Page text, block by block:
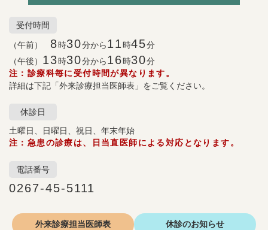
受付時間
（午前） 8時30分から11時45分
（午後） 13時30分から16時30分
注：診療科毎に受付時間が異なります。
詳細は下記「外来診療担当医師表」をご覧ください。
休診日
土曜日、日曜日、祝日、年末年始
注：急患の診療は、日当直医師による対応となります。
電話番号
0267-45-5111
外来診療担当医師表 休診のお知らせ